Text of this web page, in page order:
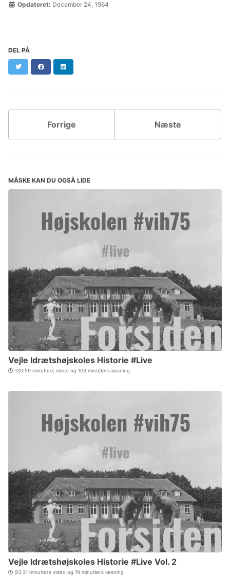
Opdateret: December 24, 1964
DEL PÅ
Twitter Facebook
Forrige Næste
MÅSKE KAN DU OGSÅ LIDE
Vejle Idrætshøjskoles Historie #Live
130:59 minutters video og 103 minutters læsning
Vejle Idrætshøjskoles Historie #Live Vol. 2
93:31 minutters video og 74 minutters læsning